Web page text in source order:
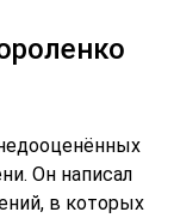
Он написал
в которых